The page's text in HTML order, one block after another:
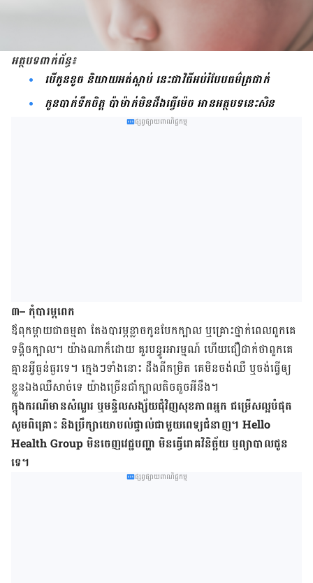
អត្ថបទពាក់ព័ន្ធ៖
បើកូនខូច និយាយអត់ស្ដាប់ នេះជាវិធីអប់រំបែបធម៌ត្រជាក់
កូន​បាក់​ទឹក​ចិត្ត ប៉ាម៉ាក់​មិន​ដឹង​ធ្វើ​ម៉េច អាន​អត្ថបទ​នេះ​សិន
ផ្សព្វផ្សាយពាណិជ្ជកម្ម
៣– កុំបារម្ភពេក
ឪពុក​ម្តាយ​ជា​ធម្មតា ​តែង​បារម្ភ​ខ្លាច​កូន​បែក​ក្បាលឬ​គ្រោះថ្នាក់​ពេល​​ពួក​គេ​
ទង្គិច​ក្បាល។ យ៉ាង​ណា​ក៏​ដោយ​ គួរ​បន្ធូរ​អារម្មណ៍ ​ហើយ​ជឿ​ជាក់​ថា​ពួក​គេ
គ្មាន​អ្វី​ធ្ងន់ធ្ងរ​ទេ។ ក្មេងៗ​ទាំង​នោះ ​ដឹង​ពី​កម្រិត​ គេ​មិន​ចង់​ឈឺ ឬ​ចង់​ធ្វើ​ឲ្យ​
ខ្លួន​ឯង​ឈឺ​សាច់​ទេ យ៉ាង​ច្រើន​ជាំ​ក្បាល​តិច​តួច​អី​នឹង។
ក្នុង​ករណី​មាន​សំណួរ ឬ​មន្ទិលសង្ស័យ​ជុំវិញ​សុខភាព​អ្នក ជម្រើស​ល្អ​បំផុត​
សូម​ពិគ្រោះ និង​ប្រឹក្សា​យោបល់​ផ្ទាល់​ជាមួយ​ពេទ្យ​ជំនាញ។ Hello
Health Groupមិន​ចេញ​វេជ្ជបញ្ហា មិន​​ធ្វើ​រោគវិនិច្ឆ័យ ឬ​​ព្យាបាល​ជូន​
ទេ។
ផ្សព្វផ្សាយពាណិជ្ជកម្ម